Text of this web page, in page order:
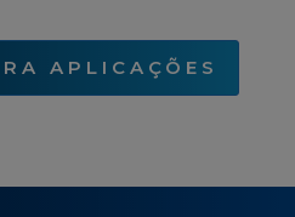
APLICAÇÕES